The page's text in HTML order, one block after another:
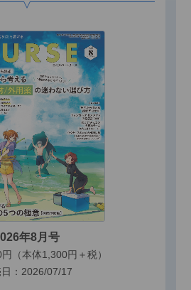
年8月号
（本体1,300円＋税）
：2026/07/17